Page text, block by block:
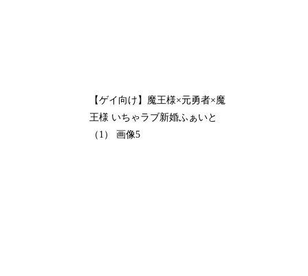
【ゲイ向け】魔王様×元勇者×魔
王様 いちゃラブ新婚ふぁいと
（1） 画像5